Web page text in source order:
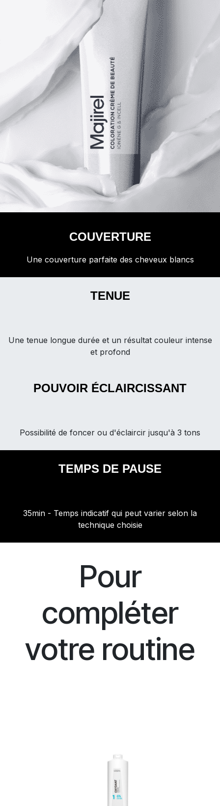
COUVERTURE
Une couverture parfaite des cheveux blancs
TENUE
Une tenue longue durée et un résultat couleur intense
et profond
POUVOIR ÉCLAIRCISSANT
Possibilité de foncer ou d'éclaircir jusqu'à 3 tons
TEMPS DE PAUSE
35min - Temps indicatif qui peut varier selon la
technique choisie
Pour
compléter
votre routine